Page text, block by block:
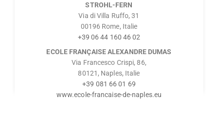
STROHL-FERN
Via di Villa Ruffo, 31
00196 Rome, Italie
+39 06 44 160 46 02
ECOLE FRANÇAISE ALEXANDRE DUMAS
Via Francesco Crispi, 86,
80121, Naples, Italie
+39 081 66 01 69
www.ecole-francaise-de-naples.eu